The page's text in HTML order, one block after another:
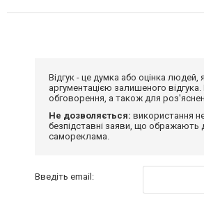
Відгук - це думка або оцінка
аргументацією залишеного
обговорення, а також для
Не дозволяється: використання
безпідставні заяви, що ображають
самореклама.
Введіть email: